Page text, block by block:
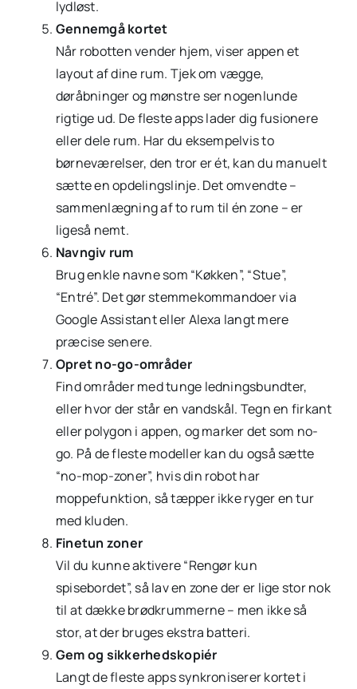
lydløst.
Gennemgå kortet
Når robotten vender hjem, viser appen et
layout af dine rum. Tjek om vægge,
døråbninger og mønstre ser nogenlunde
rigtige ud. De fleste apps lader dig fusionere
eller dele rum. Har du eksempelvis to
børneværelser, den tror er ét, kan du manuelt
sætte en opdelingslinje. Det omvendte –
sammenlægning af to rum til én zone – er
ligeså nemt.
Navngiv rum
Brug enkle navne som “Køkken”, “Stue”,
“Entré”. Det gør stemmekommandoer via
Google Assistant eller Alexa langt mere
præcise senere.
Opret no-go-områder
Find områder med tunge ledningsbundter,
eller hvor der står en vandskål. Tegn en firkant
eller polygon i appen, og marker det som no-
go. På de fleste modeller kan du også sætte
“no-mop-zoner”, hvis din robot har
moppefunktion, så tæpper ikke ryger en tur
med kluden.
Finetun zoner
Vil du kunne aktivere “Rengør kun
spisebordet”, så lav en zone der er lige stor nok
til at dække brødkrummerne – men ikke så
stor, at der bruges ekstra batteri.
Gem og sikkerhedskopiér
Langt de fleste apps synkroniserer kortet i